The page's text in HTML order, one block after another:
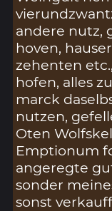
andere nutz,
hoven,
zehenten
hofen, alles
marck
nutzen,
Oten
Emptionum
angeregte
sonder
sonst